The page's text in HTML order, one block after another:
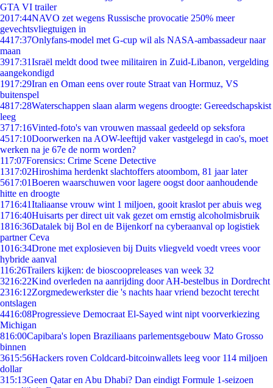
GTA VI trailer
2017:44NAVO zet wegens Russische provocatie 250% meer
gevechtsvliegtuigen in
4417:37Onlyfans-model met G-cup wil als NASA-ambassadeur naar
maan
3917:31Israël meldt dood twee militairen in Zuid-Libanon, vergelding
aangekondigd
1917:29Iran en Oman eens over route Straat van Hormuz, VS
buitenspel
4817:28Waterschappen slaan alarm wegens droogte: Gereedschapskist
leeg
3717:16Vinted-foto's van vrouwen massaal gedeeld op seksfora
4517:10Doorwerken na AOW-leeftijd vaker vastgelegd in cao's, moet
werken na je 67e de norm worden?
117:07Forensics: Crime Scene Detective
1317:02Hiroshima herdenkt slachtoffers atoombom, 81 jaar later
5617:01Boeren waarschuwen voor lagere oogst door aanhoudende
hitte en droogte
1716:41Italiaanse vrouw wint 1 miljoen, gooit kraslot per abuis weg
1716:40Huisarts per direct uit vak gezet om ernstig alcoholmisbruik
1816:36Datalek bij Bol en de Bijenkorf na cyberaanval op logistiek
partner Ceva
1016:34Drone met explosieven bij Duits vliegveld voedt vrees voor
hybride aanval
116:26Trailers kijken: de bioscoopreleases van week 32
3216:22Kind overleden na aanrijding door AH-bestelbus in Dordrecht
2316:12Zorgmedewerkster die 's nachts haar vriend bezocht terecht
ontslagen
4416:08Progressieve Democraat El-Sayed wint nipt voorverkiezing
Michigan
816:00Capibara's lopen Braziliaans parlementsgebouw Mato Grosso
binnen
3615:56Hackers roven Coldcard-bitcoinwallets leeg voor 114 miljoen
dollar
315:13Geen Qatar en Abu Dhabi? Dan eindigt Formule 1-seizoen